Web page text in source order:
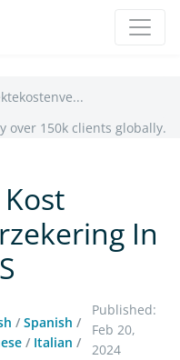
over 150k clients globally.
In
/ Spanish /
/ Italian /
Published:
Feb 20,
2024